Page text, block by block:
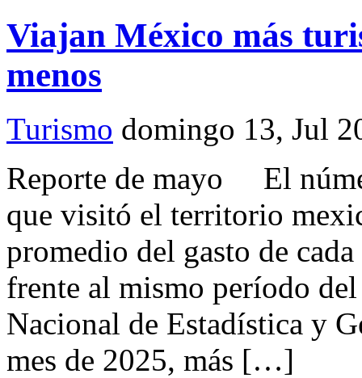
Viajan México más
menos
Turismo domingo 13, Jul
Reporte de mayo El
que visitó el territorio
promedio del gasto de
frente al mismo período
Nacional de Estadística y
mes de 2025, más […]